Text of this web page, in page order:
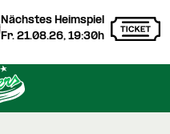
Nächstes Heimspiel
Fr. 21.08.26, 19:30h